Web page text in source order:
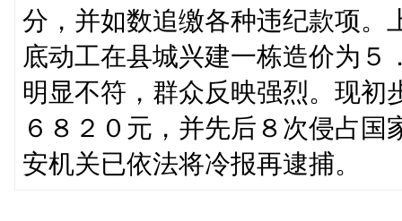
分，并如数追缴各种违纪款项。
底动工在县城兴建一栋造价为５
明显不符，群众反映强烈。现初
６８２０元，并先后８次侵占
安机关已依法将冷报再逮捕。